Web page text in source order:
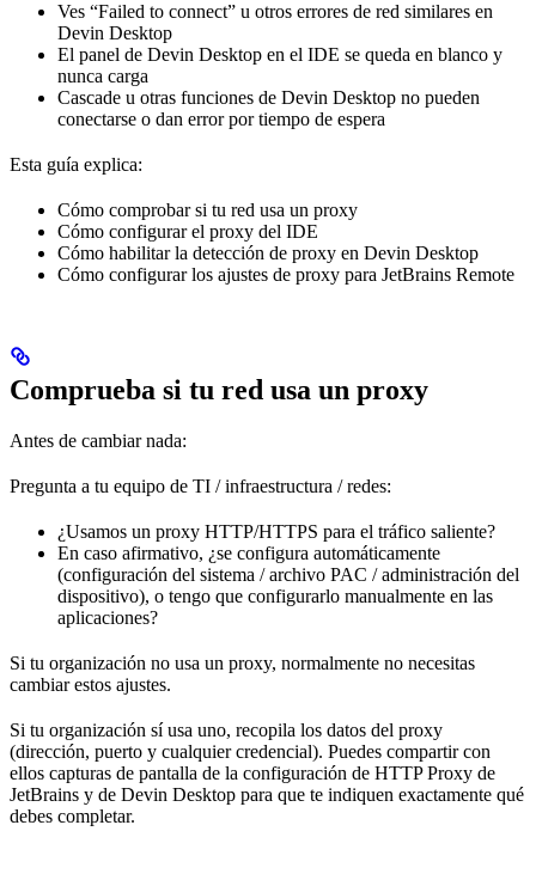
Ves “Failed to connect” u otros errores de red similares en
Devin Desktop
El panel de Devin Desktop en el IDE se queda en blanco y
nunca carga
Cascade u otras funciones de Devin Desktop no pueden
conectarse o dan error por tiempo de espera
Esta guía explica:
Cómo comprobar si tu red usa un proxy
Cómo configurar el proxy del IDE
Cómo habilitar la detección de proxy en Devin Desktop
Cómo configurar los ajustes de proxy para JetBrains Remote
Comprueba si tu red usa un proxy
Antes de cambiar nada:
Pregunta a tu equipo de TI / infraestructura / redes:
¿Usamos un proxy HTTP/HTTPS para el tráfico saliente?
En caso afirmativo, ¿se configura automáticamente
(configuración del sistema / archivo PAC / administración del
dispositivo), o tengo que configurarlo manualmente en las
aplicaciones?
Si tu organización no usa un proxy, normalmente no necesitas
cambiar estos ajustes.
Si tu organización sí usa uno, recopila los datos del proxy
(dirección, puerto y cualquier credencial). Puedes compartir con
ellos capturas de pantalla de la configuración de HTTP Proxy de
JetBrains y de Devin Desktop para que te indiquen exactamente qué
debes completar.